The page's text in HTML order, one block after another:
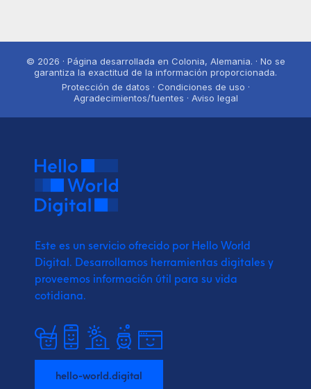
© 2026 · Página desarrollada en Colonia, Alemania. · No se
garantiza la exactitud de la información proporcionada.
Protección de datos · Condiciones de uso ·
Agradecimientos/fuentes · Aviso legal
Este es un servicio ofrecido por Hello World
Digital. Desarrollamos herramientas digitales y
proveemos información útil para su vida
cotidiana.
hello-world.digital